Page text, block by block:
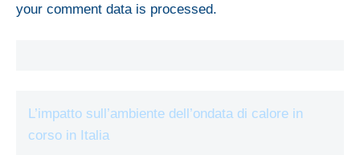
your comment data is processed.
L’impatto sull’ambiente dell’ondata di calore in
corso in Italia